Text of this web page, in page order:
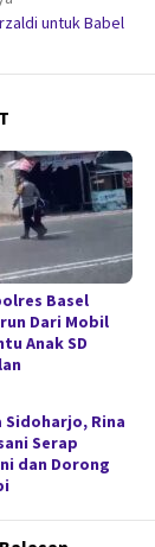
untuk Babel
Basel
Dari Mobil
Anak SD
Sidoharjo, Rina
Serap
dan Dorong